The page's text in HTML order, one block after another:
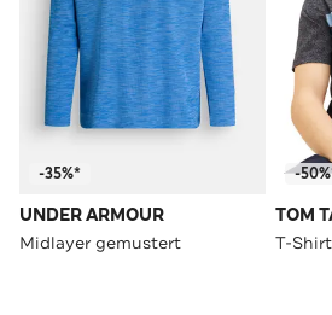
-35%*
UNDER ARMOUR
Midlayer gemustert
-
TOM
T-